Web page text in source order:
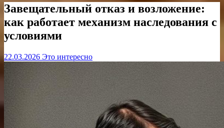
Завещательный отказ и возложение:
как работает механизм наследования с
условиями
22.03.2026 Это интересно